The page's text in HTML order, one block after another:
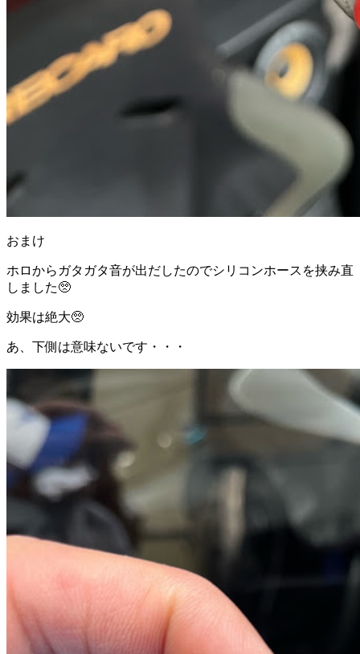
おまけ
ホロからガタガタ音が出だしたのでシリコンホースを挟み直
しました🥺
効果は絶大🥺
あ、下側は意味ないです・・・